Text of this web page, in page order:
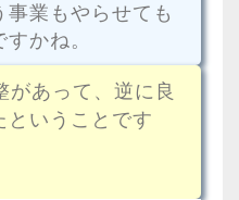
業もやらせても
かね。
あって、逆に良
ということです